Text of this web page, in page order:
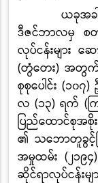
ယခုအခါ ငါး
ဒီဇင်ဘာလမှ စတ
လုပ်ငန်းများ ဆ
(တွံတေး) အတွက်
စုစုပေါင်း (၁၀
လ (၁၃) ရက် (က
ပြည်ထောင်စုအ
၏ သဘောတူခွင့်
အမှုထမ်း (၂၁၉၄)
ဆိုင်ရာလုပ်ငန်းမ